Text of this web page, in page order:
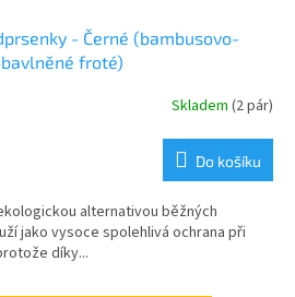
- Černé (bambusovo-
froté)
Skladem (2 pár)
Do košíku
alternativou běžných
jako vysoce spolehlivá ochrana při
díky...